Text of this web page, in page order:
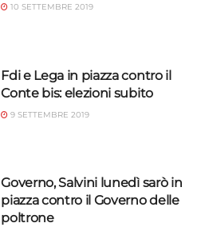
10 SETTEMBRE 2019
Fdi e Lega in piazza contro il
Conte bis: elezioni subito
9 SETTEMBRE 2019
Governo, Salvini lunedì sarò in
piazza contro il Governo delle
poltrone